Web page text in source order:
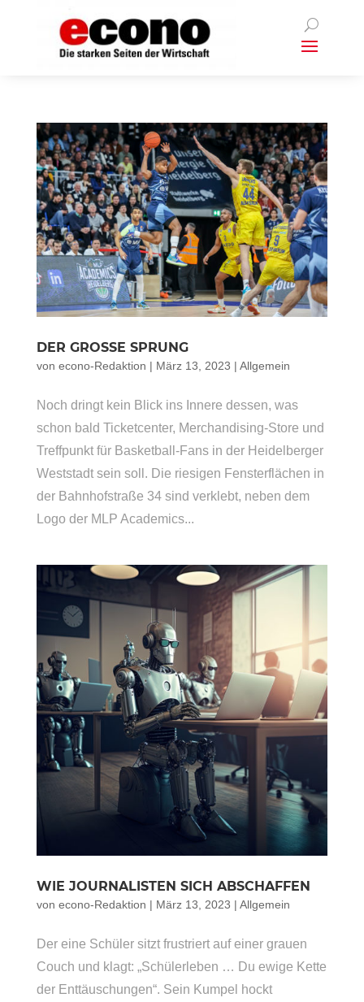
DER GROSSE SPRUNG
von econo-Redaktion | März 13, 2023 | Allgemein
Noch dringt kein Blick ins Innere dessen, was
schon bald Ticketcenter, Merchandising-Store und
Treffpunkt für Basketball-Fans in der Heidelberger
Weststadt sein soll. Die riesigen Fensterflächen in
der Bahnhofstraße 34 sind verklebt, neben dem
Logo der MLP Academics...
WIE JOURNALISTEN SICH ABSCHAFFEN
von econo-Redaktion | März 13, 2023 | Allgemein
Der eine Schüler sitzt frustriert auf einer grauen
Couch und klagt: „Schülerleben … Du ewige Kette
der Enttäuschungen“. Sein Kumpel hockt